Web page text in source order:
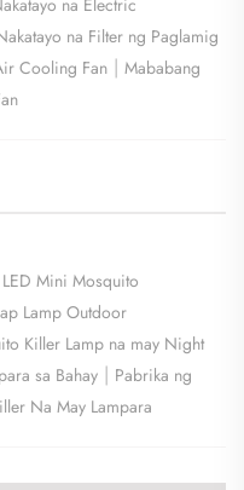
na Filter ng Paglamig
Cooling Fan | Mababang
Mini Mosquito
Lamp Outdoor
Killer Lamp na may Night
sa Bahay | Pabrika ng
Na May Lampara